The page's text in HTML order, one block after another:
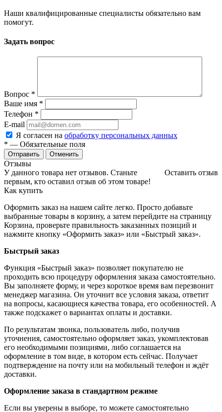
Наши квалифицированные специалисты обязательно вам
помогут.
Задать вопрос
Вопрос *
Ваше имя *
Телефон *
E-mail
Я согласен на обработку персональных данных
* — Обязательные поля
Отменить
Отзывы
Оставить отзыв
У данного товара нет отзывов. Станьте
первым, кто оставил отзыв об этом товаре!
Как купить
Оформить заказ на нашем сайте легко. Просто добавьте
выбранные товары в корзину, а затем перейдите на страницу
Корзина, проверьте правильность заказанных позиций и
нажмите кнопку «Оформить заказ» или «Быстрый заказ».
Быстрый заказ
Функция «Быстрый заказ» позволяет покупателю не
проходить всю процедуру оформления заказа самостоятельно.
Вы заполняете форму, и через короткое время вам перезвонит
менеджер магазина. Он уточнит все условия заказа, ответит
на вопросы, касающиеся качества товара, его особенностей. А
также подскажет о вариантах оплаты и доставки.
По результатам звонка, пользователь либо, получив
уточнения, самостоятельно оформляет заказ, укомплектовав
его необходимыми позициями, либо соглашается на
оформление в том виде, в котором есть сейчас. Получает
подтверждение на почту или на мобильный телефон и ждёт
доставки.
Оформление заказа в стандартном режиме
Если вы уверены в выборе, то можете самостоятельно